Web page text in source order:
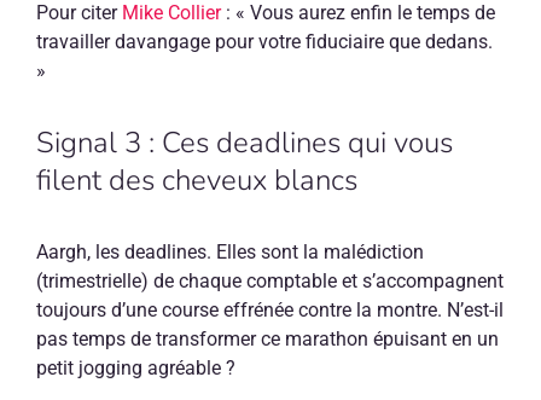
Pour citer Mike Collier: « Vous aurez enfin le temps de
travailler davangage pour votre fiduciaire que dedans.
»
Signal 3 : Ces deadlines qui vous
filent des cheveux blancs
Aargh, les deadlines. Elles sont la malédiction
(trimestrielle) de chaque comptable et s’accompagnent
toujours d’une course effrénée contre la montre. N’est-il
pas temps de transformer ce marathon épuisant en un
petit jogging agréable ?